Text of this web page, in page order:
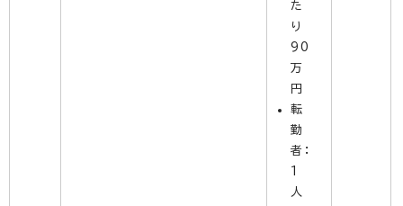
た
り
90
万
円
転
勤
者：
1
人